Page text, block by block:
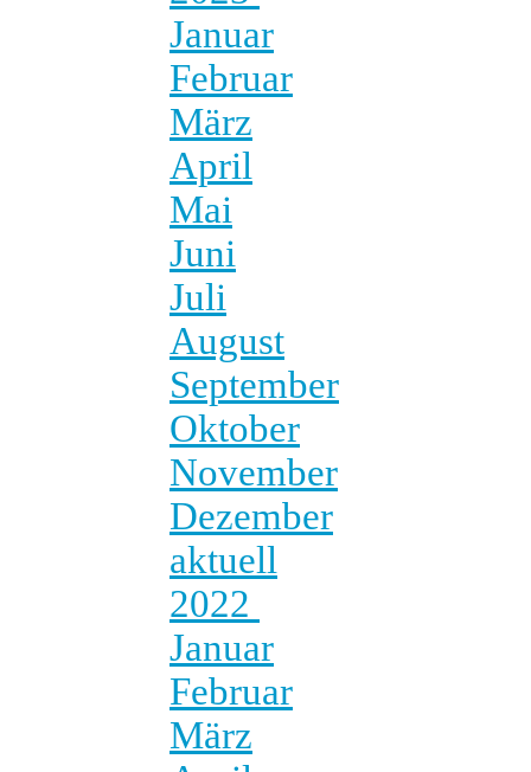
Januar
Februar
März
April
Mai
Juni
Juli
August
September
Oktober
November
Dezember
aktuell
2022
Januar
Februar
März